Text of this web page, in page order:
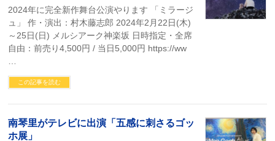
2024年に完全新作舞台公演やります 「ミラージ
ュ」 作・演出：村木藤志郎 2024年2月22日(木)
～25日(日) メルシアーク神楽坂 日時指定・全席
自由：前売り4,500円 / 当日5,000円 https://ww
この記事を読む
南琴里がテレビに出演「五感に刺さるゴッ
ホ展」